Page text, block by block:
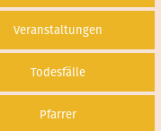
Veranstaltungen
Todesfälle
Pfarrer